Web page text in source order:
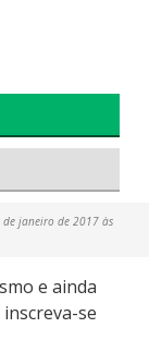
de janeiro de 2017 às
e ainda
se